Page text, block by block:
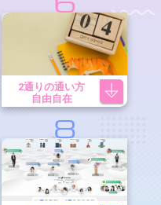
2通りの通い方
自由自在
8